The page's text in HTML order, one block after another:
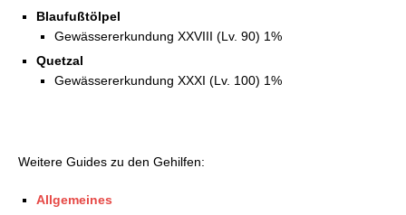
Blaufußtölpel
Gewässererkundung XXVIII (Lv. 90) 1%
Quetzal
Gewässererkundung XXXI (Lv. 100) 1%
Weitere Guides zu den Gehilfen:
Allgemeines